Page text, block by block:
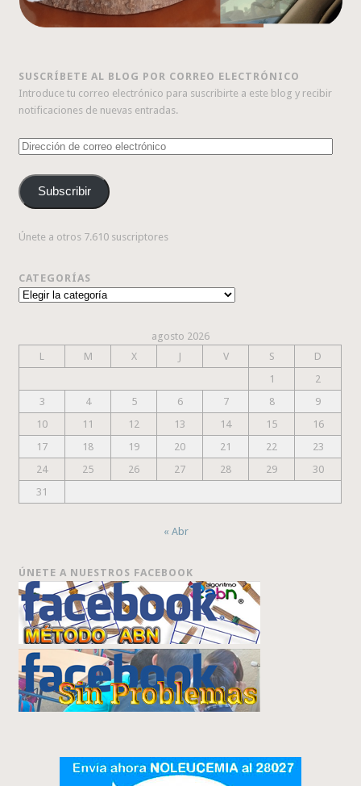
SUSCRÍBETE AL BLOG POR CORREO ELECTRÓNICO
Introduce tu correo electrónico para suscribirte a este blog y recibir
notificaciones de nuevas entradas.
Dirección
correo
electrónico
Subscribir
Únete a otros 7.610 suscriptores
CATEGORÍAS
Categorías
agosto 2026
L
M X J V S
D
1
2
3
4 5 6 7 8
9
10
11 12 13 14 15
16
17
18 19 20 21 22
23
24
25 26 27 28 29
30
31
« Abr
ÚNETE A NUESTROS FACEBOOK